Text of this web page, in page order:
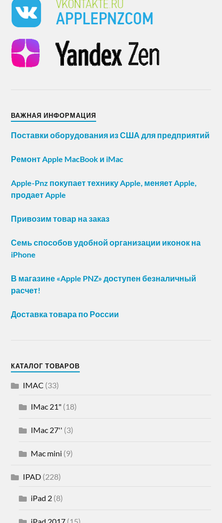
ВАЖНАЯ ИНФОРМАЦИЯ
Поставки оборудования из США для предприятий
Ремонт Apple MacBook и iMac
Apple-Pnz покупает технику Apple, меняет Apple,
продает Apple
Привозим товар на заказ
Семь способов удобной организации иконок на
iPhone
В магазине «Apple PNZ» доступен безналичный
расчет!
Доставка товара по России
КАТАЛОГ ТОВАРОВ
IMAC (33)
IMac 21" (18)
IMac 27'' (3)
Mac mini (9)
IPAD (228)
iPad 2 (8)